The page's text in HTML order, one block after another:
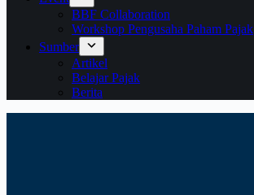
BBF Collaboration
Workshop Pengusaha Paham Pajak
Sumber
Artikel
Belajar Pajak
Berita